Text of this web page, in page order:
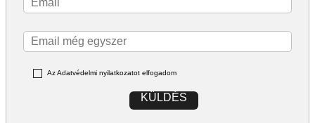
Az Adatvédelmi nyilatkozatot elfogadom
KÜLDÉS